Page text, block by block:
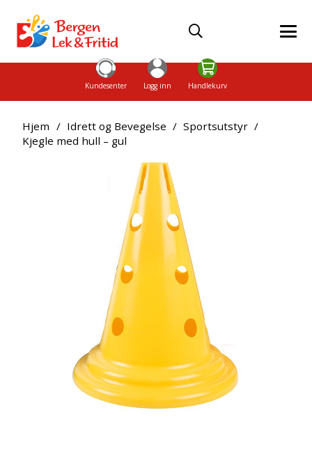
Kundesenter Logg inn Handlekurv
Hjem / Idrett og Bevegelse / Sportsutstyr /
Kjegle med hull – gul